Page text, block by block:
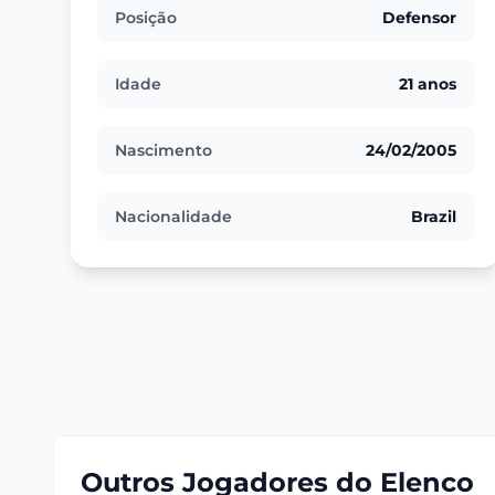
Posição Defensor
Idade 21 anos
Nascimento 24/02/2005
Nacionalidade Brazil
Outros Jogadores do Elenco